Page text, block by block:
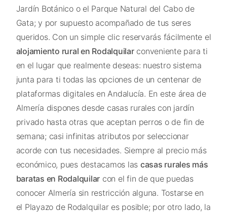
Jardín Botánico o el Parque Natural del Cabo de
Gata; y por supuesto acompañado de tus seres
queridos. Con un simple clic reservarás fácilmente el
alojamiento rural en Rodalquilarconveniente para ti
en el lugar que realmente deseas: nuestro sistema
junta para ti todas las opciones de un centenar de
plataformas digitales en Andalucía. En este área de
Almería dispones desde casas rurales con jardín
privado hasta otras que aceptan perros o de fin de
semana; casi infinitas atributos por seleccionar
acorde con tus necesidades. Siempre al precio más
económico, pues destacamos las casas rurales más
baratas en Rodalquilar con el fin de que puedas
conocer Almería sin restricción alguna. Tostarse en
el Playazo de Rodalquilar es posible; por otro lado, la